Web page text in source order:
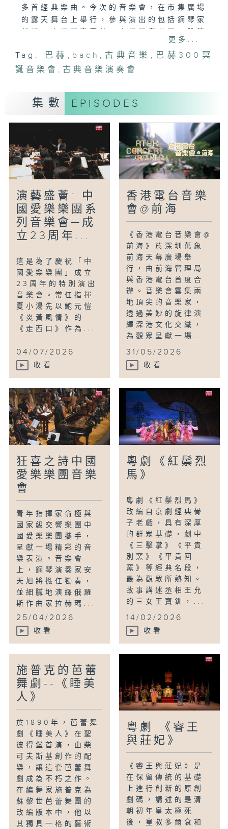
多首經典樂曲。今次的音樂會，在市集廣場
的露天舞台上舉行，參與演出的包括鋼琴家
管演奏家梅耶等。他們聯同聖多馬合唱團、
以及由雷澤帶領下的萊比錫布業大廳樂團，
攜手演奏巴赫的樂曲。
播放頻道：
港台電視31
播出時間：
(首播) 2025年5月31日 星
An array of musical stars
converges in Leipzig to
celebrate the 300th anniversary
of Johann Sebastian Bach taking
up his appointment as Kantor at
the city’s iconic Thomaskirche –
a post that he occupied for more
than a quarter of a century,
covering a period in which he
created many of his greatest
works. Among those performing
on a special open-air stage in
the city’s market square are
pianist Lang Lang, violinist
Daniel Hope, cellist Sophie
Kauer and oboist Albrecht Mayer,
joined by the Thomanerchor and
the Gewandhausorchester under
current Thomaskantor Andreas
Reize.
Channel:
RTHK 31
Time:
(First Run)
更多...
Tag: 巴赫 , bach , 古典音樂 , 巴赫300冥
誕音樂會 ,古典音樂演奏會
集數 EPISODES
演藝盛薈: 中
國愛樂樂團系
列音樂會─成
立23周年...
這是為了慶祝「中
國愛樂樂團」成立
23周年的特別演出
音樂會。常任指揮
夏小湯先以鮑元愷
《炎黃風情》的
《走西口》作為...
04/07/2026
收看
香港電台音樂
會@前海
《香港電台音樂會@
前海》於深圳萬象
前海天幕廣場舉
行，由前海管理局
與香港電台首度合
辦。音樂會雲集兩
地頂尖的音樂家，
透過美妙的旋律演
繹深港文化交織，
為觀眾呈獻一場...
31/05/2026
收看
狂喜之詩中國
愛樂樂團音樂
會
青年指揮家俞極與
國家級交響樂團中
國愛樂樂團攜手，
呈獻一場精彩的音
樂表演。音樂會
上，鋼琴演奏家安
天旭將擔任獨奏，
並細膩地演繹俄羅
斯作曲家拉赫瑪...
25/04/2026
收看
粵劇《紅鬃烈
馬》
粵劇《紅鬃烈馬》
改編自京劇經典骨
子老戲，具有深厚
的群眾基礎，劇中
《三擊掌》《平貴
別窯》《平貴回
窯》等經典名段，
最為觀眾所熟知。
故事講述丞相王允
的三女王寶釧，...
14/02/2026
收看
施普克的芭蕾
舞劇--《睡美
人》
於1890年，芭蕾舞
劇《睡美人》在聖
彼得堡首演，由柴
可夫斯基創作的配
樂，讓這套芭蕾舞
劇成為不朽之作。
在編舞家施普克為
蘇黎世芭蕾舞團的
改編版本中，他以
其獨具一格的藝術
粵劇 《睿王
與莊妃》
《睿王與莊妃》是
在保留傳統的基礎
上進行創新的原創
劇碼，講述的是清
朝初年皇太極死
後，皇叔多爾袞和